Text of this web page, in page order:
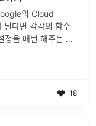
의 Cloud
된다면 각각의 함수
정을 매번 해주는 것
18